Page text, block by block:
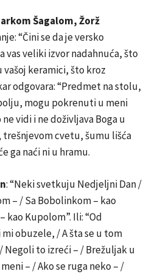
Šagalom, Žorž
“Čini se da je versko
vas veliki izvor nadahnuća, što
keramici, što kroz
odgovara: “Predmet na stolu,
mogu pokrenuti u meni
vidi i ne doživljava Boga u
cvetu, šumu lišća
ga naći ni u hramu.
: “Neki svetkuju Nedjeljni Dan /
– / Sa Bobolinkom – kao
kao Kupolom”. Ili: “Od
obuzele, / A šta se u tom
Negoli to izreći – / Brežuljak u
– / Ako se ruga neko – /